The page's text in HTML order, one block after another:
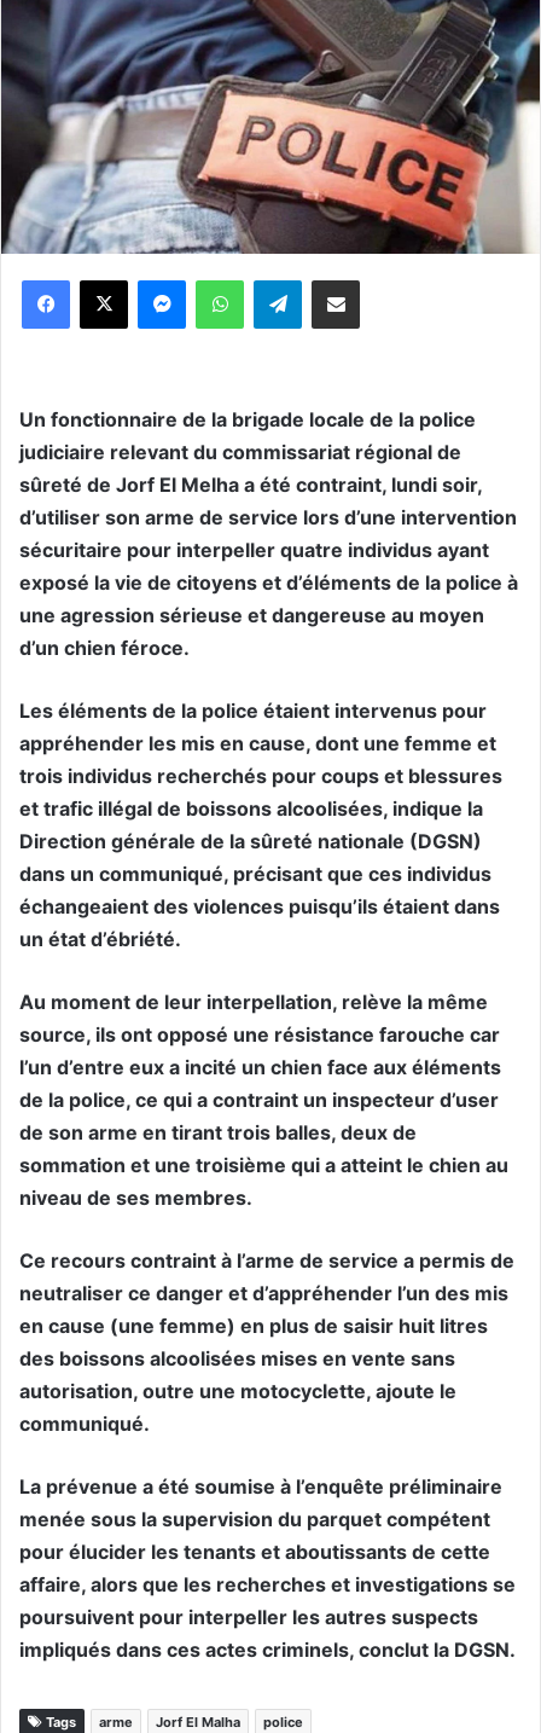
WhatsApp Telegram
Un fonctionnaire de la brigade locale de la police
judiciaire relevant du commissariat régional de
sûreté de Jorf El Melha a été contraint, lundi soir,
d’utiliser son arme de service lors d’une intervention
sécuritaire pour interpeller quatre individus ayant
exposé la vie de citoyens et d’éléments de la police à
une agression sérieuse et dangereuse au moyen
d’un chien féroce.
Les éléments de la police étaient intervenus pour
appréhender les mis en cause, dont une femme et
trois individus recherchés pour coups et blessures
et trafic illégal de boissons alcoolisées, indique la
Direction générale de la sûreté nationale (DGSN)
dans un communiqué, précisant que ces individus
échangeaient des violences puisqu’ils étaient dans
un état d’ébriété.
Au moment de leur interpellation, relève la même
source, ils ont opposé une résistance farouche car
l’un d’entre eux a incité un chien face aux éléments
de la police, ce qui a contraint un inspecteur d’user
de son arme en tirant trois balles, deux de
sommation et une troisième qui a atteint le chien au
niveau de ses membres.
Ce recours contraint à l’arme de service a permis de
neutraliser ce danger et d’appréhender l’un des mis
en cause (une femme) en plus de saisir huit litres
des boissons alcoolisées mises en vente sans
autorisation, outre une motocyclette, ajoute le
communiqué.
La prévenue a été soumise à l’enquête préliminaire
menée sous la supervision du parquet compétent
pour élucider les tenants et aboutissants de cette
affaire, alors que les recherches et investigations se
poursuivent pour interpeller les autres suspects
impliqués dans ces actes criminels, conclut la DGSN.
Tags arme Jorf El Malha police